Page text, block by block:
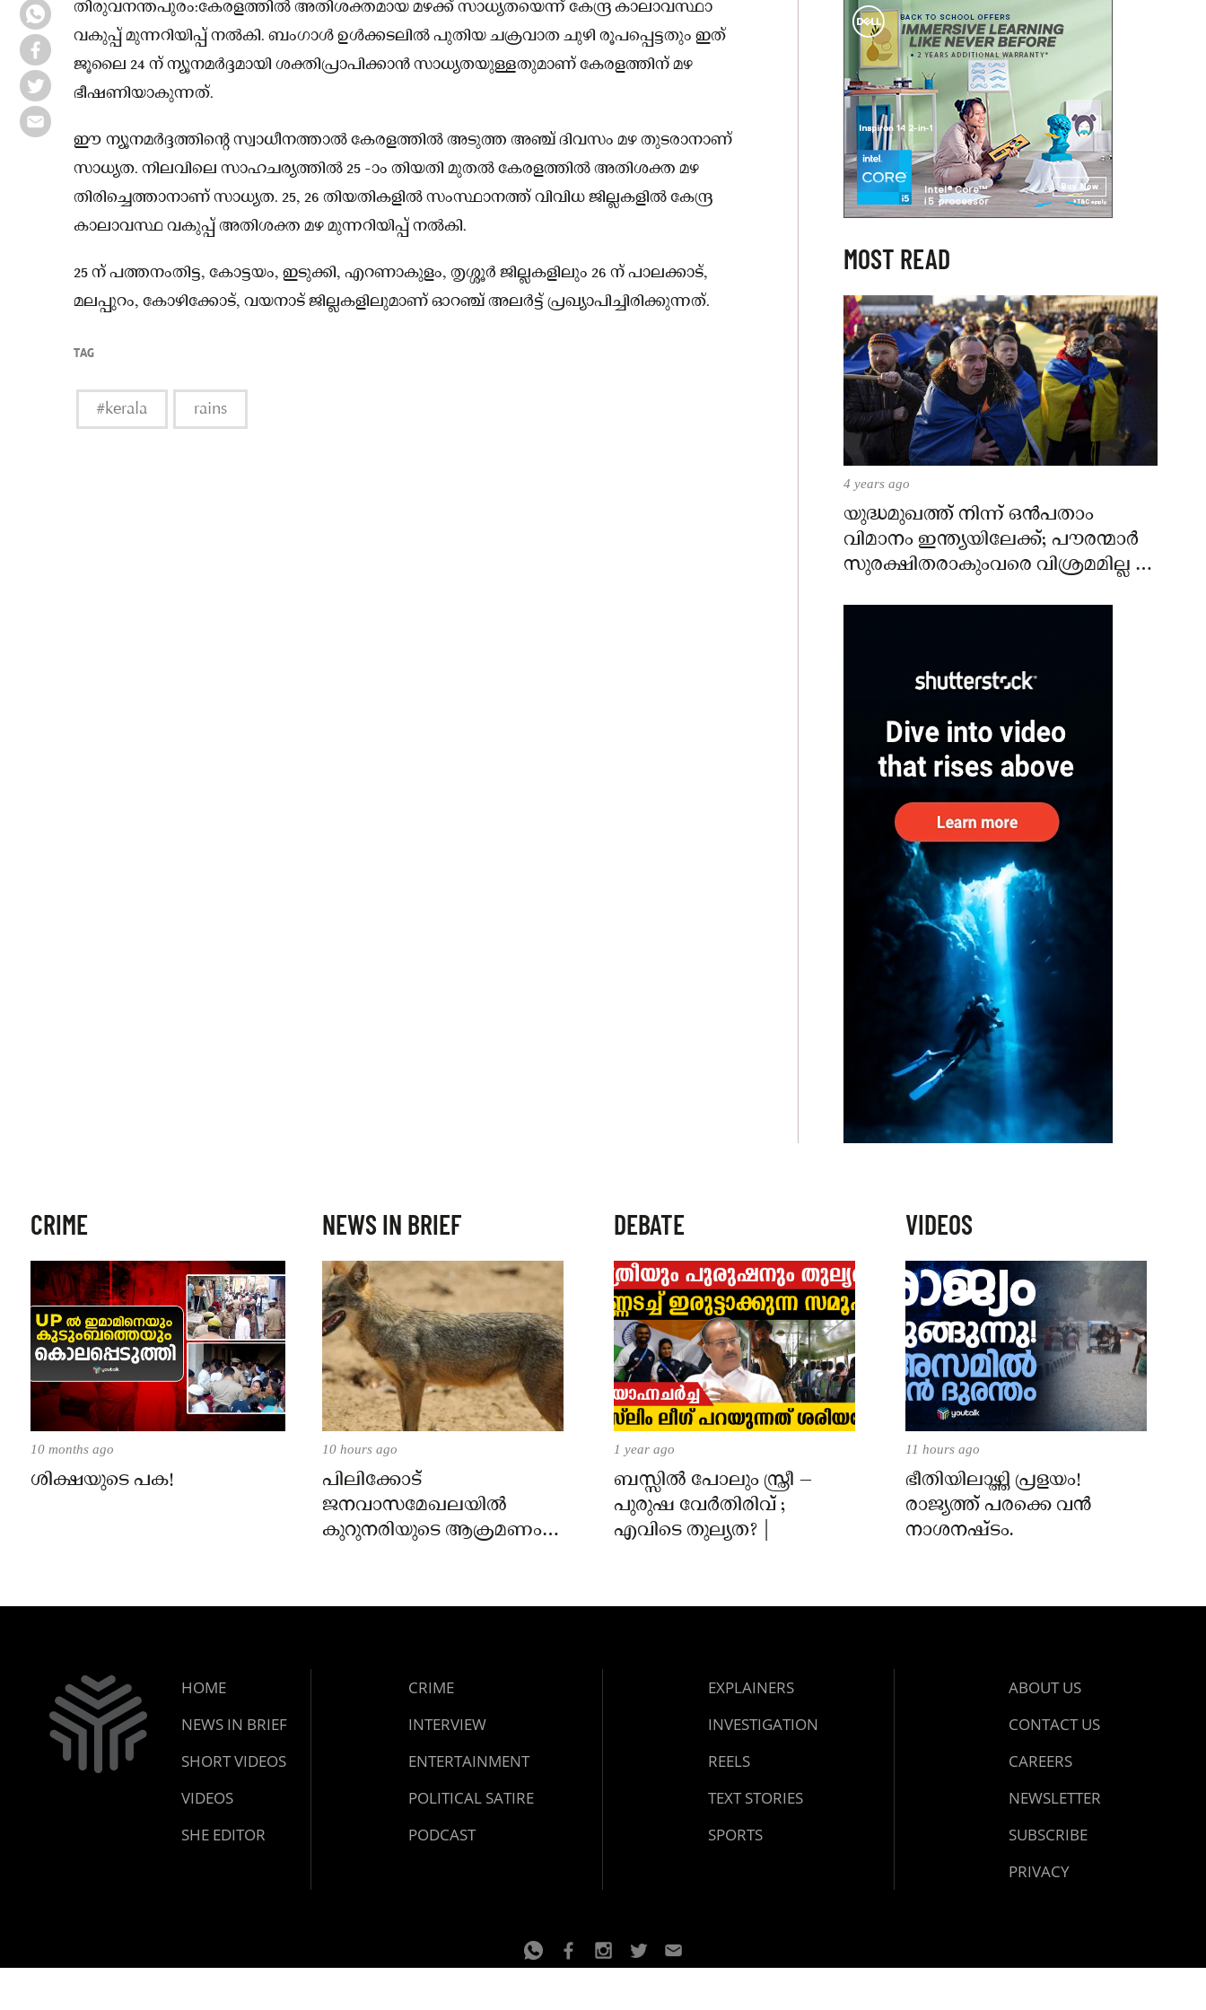
തിരുവനന്തപുരം:കേരളത്തിൽ അതിശക്തമായ മഴക്ക് സാധ്യതയെന്ന് കേന്ദ്ര കാലാവസ്ഥാ
വകുപ്പ് മുന്നറിയിപ്പ് നൽകി. ബംഗാൾ ഉൾക്കടലിൽ പുതിയ ചക്രവാത ചുഴി രൂപപ്പെട്ടതും ഇത്
ജൂലൈ 24 ന് ന്യൂനമർദ്ദമായി ശക്തിപ്രാപിക്കാൻ സാധ്യതയുള്ളതുമാണ് കേരളത്തിന് മഴ
ഭീഷണിയാകുന്നത്.
ഈ ന്യൂനമർദ്ദത്തിന്റെ സ്വാധീനത്താൽ കേരളത്തിൽ അടുത്ത അഞ്ച് ദിവസം മഴ തുടരാനാണ്
സാധ്യത. നിലവിലെ സാഹചര്യത്തിൽ 25 -ാം തിയതി മുതൽ കേരളത്തിൽ അതിശക്ത മഴ
തിരിച്ചെത്താനാണ് സാധ്യത. 25, 26 തിയതികളിൽ സംസ്ഥാനത്ത് വിവിധ ജില്ലകളിൽ കേന്ദ്ര
കാലാവസ്ഥ വകുപ്പ് അതിശക്ത മഴ മുന്നറിയിപ്പ് നൽകി.
25 ന് പത്തനംതിട്ട, കോട്ടയം, ഇടുക്കി, എറണാകുളം, തൃശ്ശൂർ ജില്ലകളിലും 26 ന് പാലക്കാട്,
മലപ്പുറം, കോഴിക്കോട്, വയനാട് ജില്ലകളിലുമാണ് ഓറ‍ഞ്ച് അലർട്ട് പ്രഖ്യാപിച്ചിരിക്കുന്നത്.
TAG
#kerala rains
MOST READ
4 years ago
യുദ്ധമുഖത്ത് നിന്ന് ഒൻപതാം
വിമാനം ഇന്ത്യയിലേക്ക്; പൗരന്മാർ
സുരക്ഷിതരാകുംവരെ വിശ്രമമില്ല –
CRIME
10 months ago
ശിക്ഷയുടെ പക!
NEWS IN BRIEF
10 hours ago
പിലിക്കോട്
ജനവാസമേഖലയിൽ
കുറുനരിയുടെ ആക്രമണം;
പഞ്ചായത്ത്
DEBATE
1 year ago
ബസ്സിൽ പോലും സ്ത്രീ –
പുരുഷ വേർതിരിവ് ;
എവിടെ തുല്യത? |
VIDEOS
11 hours ago
ഭീതിയിലാഴ്ത്തി പ്രളയം!
രാജ്യത്ത് പരക്കെ വൻ
നാശനഷ്ടം.
HOME
NEWS IN BRIEF
SHORT VIDEOS
VIDEOS
SHE EDITOR
CRIME
INTERVIEW
ENTERTAINMENT
POLITICAL SATIRE
PODCAST
EXPLAINERS
INVESTIGATION
REELS
TEXT STORIES
SPORTS
ABOUT US
CONTACT US
CAREERS
NEWSLETTER
SUBSCRIBE
PRIVACY